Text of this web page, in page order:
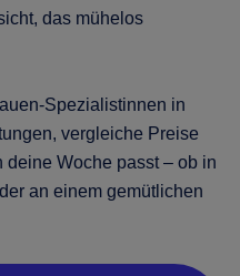
das mühelos
Spezialistinnen in
vergleiche Preise
deine Woche passt – ob in
an einem gemütlichen